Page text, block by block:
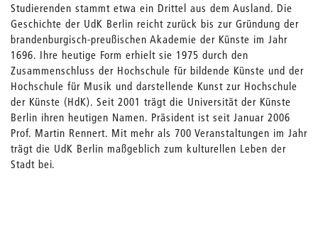
Studierenden stammt etwa ein Drittel aus dem Ausland. Die
Geschichte der UdK Berlin reicht zurück bis zur Gründung der
brandenburgisch-preußischen Akademie der Künste im Jahr
1696. Ihre heutige Form erhielt sie 1975 durch den
Zusammenschluss der Hochschule für bildende Künste und der
Hochschule für Musik und darstellende Kunst zur Hochschule
der Künste (HdK). Seit 2001 trägt die Universität der Künste
Berlin ihren heutigen Namen. Präsident ist seit Januar 2006
Prof. Martin Rennert. Mit mehr als 700 Veranstaltungen im Jahr
trägt die UdK Berlin maßgeblich zum kulturellen Leben der
Stadt bei.